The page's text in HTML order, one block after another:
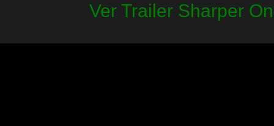
Ver Trailer Sharper